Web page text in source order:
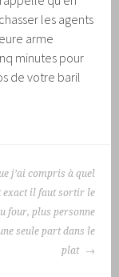
les agents
arme
minutes pour
de votre baril
j’ai compris à quel
exact il faut sortir le
four, plus personne
seule part dans le
plat